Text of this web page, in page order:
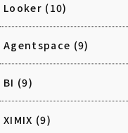
Looker (10)
Agentspace (9)
BI (9)
XIMIX (9)